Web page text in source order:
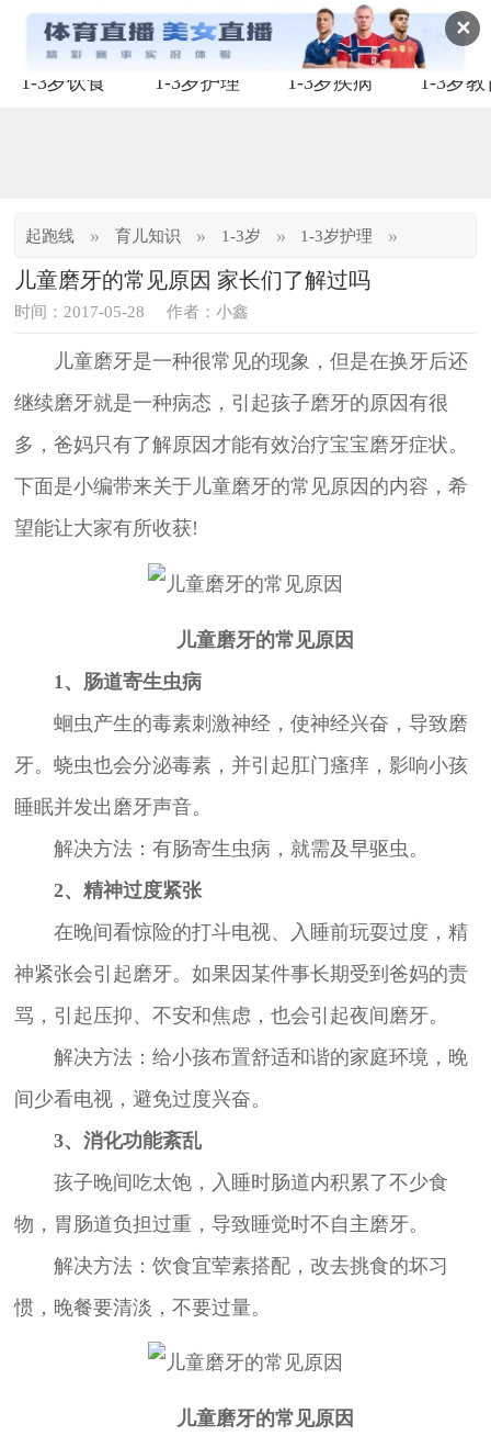
✕
1-3岁饮食 1-3岁护理 1-3岁疾病 1-3岁教
起跑线 » 育儿知识 » 1-3岁 » 1-3岁护理 »
儿童磨牙的常见原因 家长们了解过吗
时间：2017-05-28 作者：小鑫
儿童磨牙是一种很常见的现象，但是在换牙后还
继续磨牙就是一种病态，引起孩子磨牙的原因有很
多，爸妈只有了解原因才能有效治疗宝宝磨牙症状。
下面是小编带来关于儿童磨牙的常见原因的内容，希
望能让大家有所收获!
儿童磨牙的常见原因
1、肠道寄生虫病
蛔虫产生的毒素刺激神经，使神经兴奋，导致磨
牙。蛲虫也会分泌毒素，并引起肛门瘙痒，影响小孩
睡眠并发出磨牙声音。
解决方法：有肠寄生虫病，就需及早驱虫。
2、精神过度紧张
在晚间看惊险的打斗电视、入睡前玩耍过度，精
神紧张会引起磨牙。如果因某件事长期受到爸妈的责
骂，引起压抑、不安和焦虑，也会引起夜间磨牙。
解决方法：给小孩布置舒适和谐的家庭环境，晚
间少看电视，避免过度兴奋。
3、消化功能紊乱
孩子晚间吃太饱，入睡时肠道内积累了不少食
物，胃肠道负担过重，导致睡觉时不自主磨牙。
解决方法：饮食宜荤素搭配，改去挑食的坏习
惯，晚餐要清淡，不要过量。
儿童磨牙的常见原因